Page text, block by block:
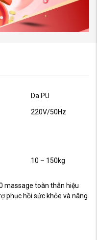
Da PU
220V/50Hz
10 – 150kg
massage toàn thân hiệu
phục hồi sức khỏe và nâng